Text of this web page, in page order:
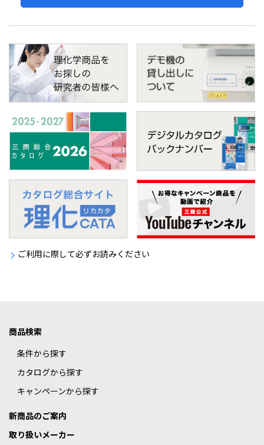
ご利用に際して必ずお読みください
商品検索
条件から探す
カタログから探す
キャンペーンから探す
新商品のご案内
取り扱いメーカー